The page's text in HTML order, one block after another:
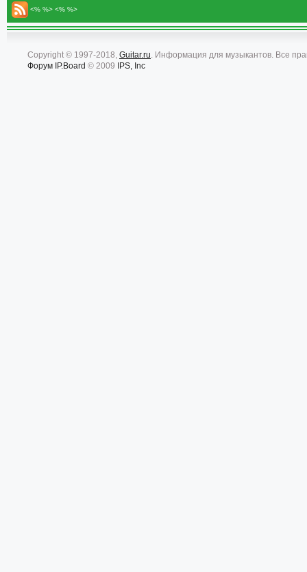
<% %> <% %>
Copyright © 1997-2018, Guitar.ru. Информация для музыкантов. Все
Форум IP.Board © 2009 IPS, Inc